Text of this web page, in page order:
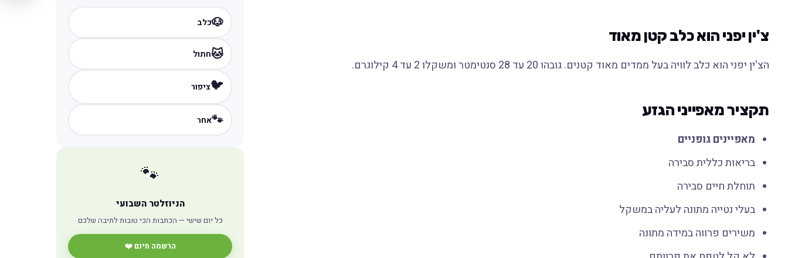
צ'ין יפני הוא כלב קטן מאוד
הצ'ין יפני הוא כלב לוויה בעל ממדים מאוד קטנים. גובהו 20 עד 28 סנטימטר ומשקלו 2 עד 4 קילוגרם.
תקציר מאפייני הגזע
מאפיינים גופניים
בריאות כללית סבירה
תוחלת חיים סבירה
בעלי נטייה מתונה לעליה במשקל
משירים פרווה במידה מתונה
🐶כלב
🐱חתול
🐦ציפור
🐾אחר
🐾
הניוזלטר השבועי
כל יום שישי — הכתבות הכי טובות לתיבה שלכם
הרשמה חינם ❤️